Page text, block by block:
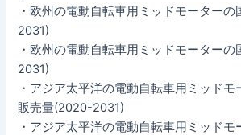
・欧州の電動自転車用ミッドモーター
2031)
・欧州の電動自転車用ミッドモーター
2031)
・アジア太平洋の電動自転車用ミッドモ
販売量(2020-2031)
・アジア太平洋の電動自転車用ミッドモ